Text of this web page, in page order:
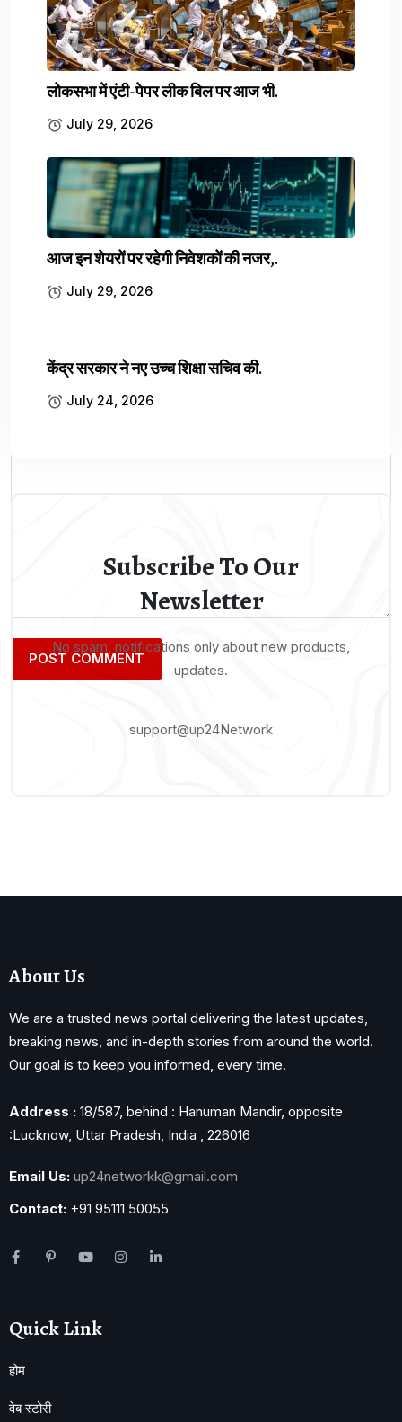
Leave a comment
Your email address will not be published.
Required fields are marked
Save my name, email, and website in this browser for the
लोकसभा में एंटी-पेपर लीक बिल पर आज भी.
July 29, 2026
आज इन शेयरों पर रहेगी निवेशकों की नजर,.
July 29, 2026
केंद्र सरकार ने नए उच्च शिक्षा सचिव की.
July 24, 2026
Subscribe To Our
Newsletter
No spam, notifications only about new products,
updates.
support@up24Network
About Us
We are a trusted news portal delivering the latest updates,
breaking news, and in-depth stories from around the world.
Our goal is to keep you informed, every time.
Address : 18/587, behind : Hanuman Mandir, opposite
:Lucknow, Uttar Pradesh, India , 226016
Email Us: up24networkk@gmail.com
Contact: +91 95111 50055
Quick Link
होम
वेब स्टोरी